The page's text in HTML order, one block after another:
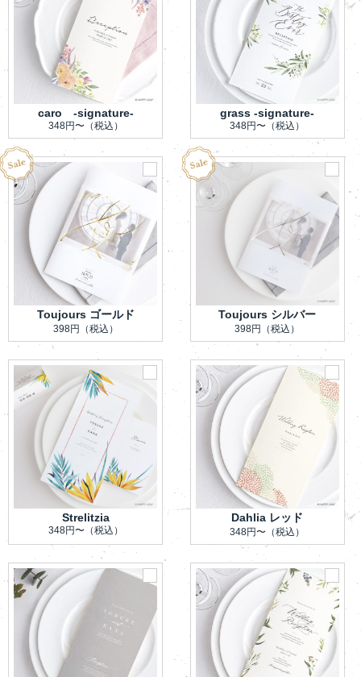
caro -signature-
348円〜（税込）
grass -signature-
348円〜 （税込）
Toujours ゴールド
398円 （税込）
Toujours シルバー
398円 （税込）
Strelitzia
348円〜（税込）
Dahlia レッド
348円〜 （税込）